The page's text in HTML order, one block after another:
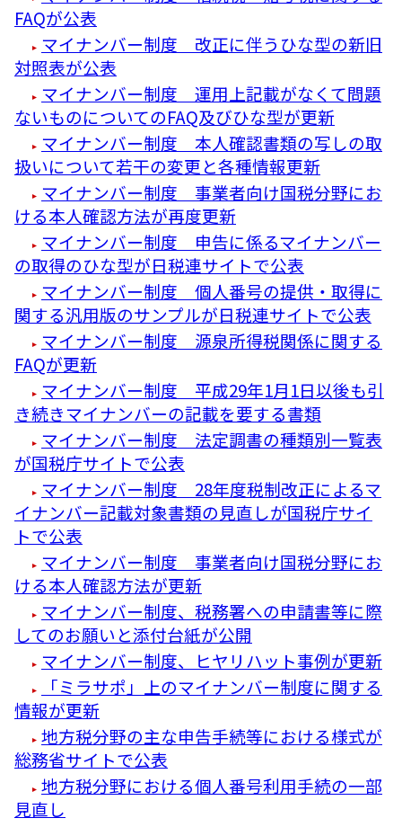
FAQが公表
マイナンバー制度 改正に伴うひな型の新旧
対照表が公表
マイナンバー制度 運用上記載がなくて問題
ないものについてのFAQ及びひな型が更新
マイナンバー制度 本人確認書類の写しの取
扱いについて若干の変更と各種情報更新
マイナンバー制度 事業者向け国税分野にお
ける本人確認方法が再度更新
マイナンバー制度 申告に係るマイナンバー
の取得のひな型が日税連サイトで公表
マイナンバー制度 個人番号の提供・取得に
関する汎用版のサンプルが日税連サイトで公表
マイナンバー制度 源泉所得税関係に関する
FAQが更新
マイナンバー制度 平成29年1月1日以後も引
き続きマイナンバーの記載を要する書類
マイナンバー制度 法定調書の種類別一覧表
が国税庁サイトで公表
マイナンバー制度 28年度税制改正によるマ
イナンバー記載対象書類の見直しが国税庁サイ
トで公表
マイナンバー制度 事業者向け国税分野にお
ける本人確認方法が更新
マイナンバー制度、税務署への申請書等に際
してのお願いと添付台紙が公開
マイナンバー制度、ヒヤリハット事例が更新
「ミラサポ」上のマイナンバー制度に関する
情報が更新
地方税分野の主な申告手続等における様式が
総務省サイトで公表
地方税分野における個人番号利用手続の一部
見直し